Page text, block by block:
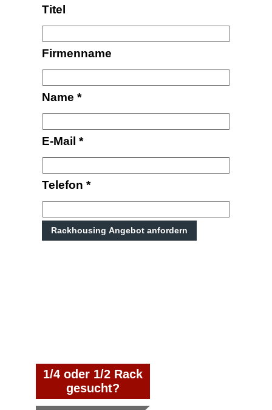
Titel
Firmenname
Name *
E-Mail *
Telefon *
1/4 oder 1/2 Rack
gesucht?